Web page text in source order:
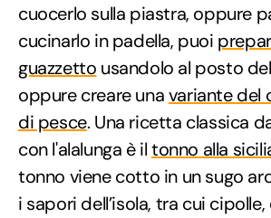
cuocerlo sulla piastra, oppure
cucinarlo in padella, puoi
guazzetto usandolo al posto
oppure creare unavariante del
di pesce. Una ricetta classica
con l'alalunga è iltonno alla
tonno viene cotto in un sugo
i sapori dell’isola, tra cui cipolle,